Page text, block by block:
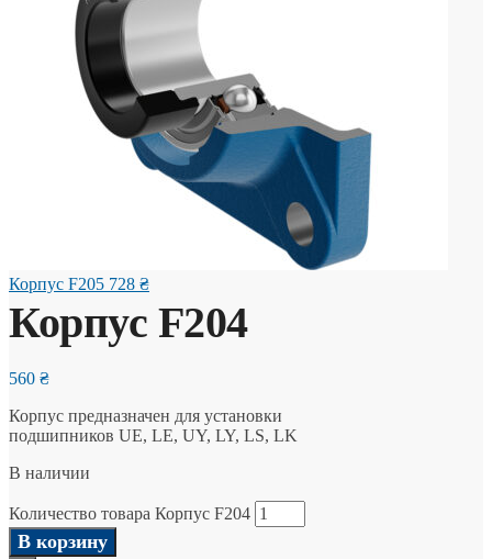
Корпус F205 728 ₴
Корпус F204
560 ₴
Корпус предназначен для установки
подшипников UE, LE, UY, LY, LS, LK
В наличии
Количество товара Корпус F204
В корзину